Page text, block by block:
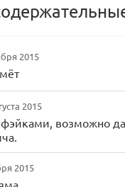
2015
2015
фэйками, возможно
2015